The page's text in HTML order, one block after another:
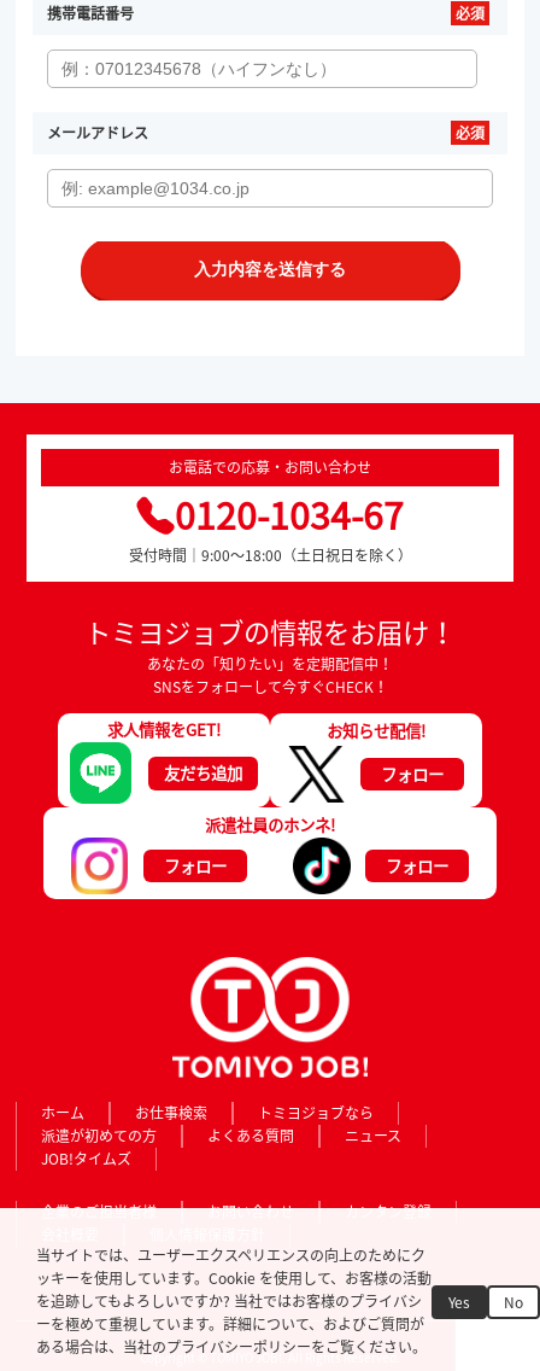
携帯電話番号
メールアドレス
お電話での応募・お問い合わせ
0120-1034-67
受付時間｜9:00～18:00（土日祝日を除く）
トミヨジョブの情報をお届け！
あなたの「知りたい」を定期配信中！
SNSをフォローして今すぐCHECK！
求人情報をGET!
友だち追加
お知らせ配信!
フォロー
派遣社員のホンネ!
フォロー
フォロー
ホーム お仕事検索
トミヨジョブなら
派遣が初めての方
よくある質問
ニュース
JOB!タイムズ
企業のご担当者様 お問い合わせ
カンタン登録
Copyright © TOMIYO JOB!. All Rights Reserved.
当サイトでは、ユーザーエクスペリエンスの向上のためにク
ッキーを使用しています。Cookie を使用して、お客様の活動
を追跡してもよろしいですか? 当社ではお客様のプライバシ
ーを極めて重視しています。詳細について、およびご質問が
ある場合は、当社のプライバシーポリシーをご覧ください。
Yes No